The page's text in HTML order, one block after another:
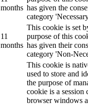
months has given the
category
11
months
This cookie is set
purpose of this
has given their
category 'Non-
This cookie is
used to store and
the purpose of
cookie is a session
browser windows